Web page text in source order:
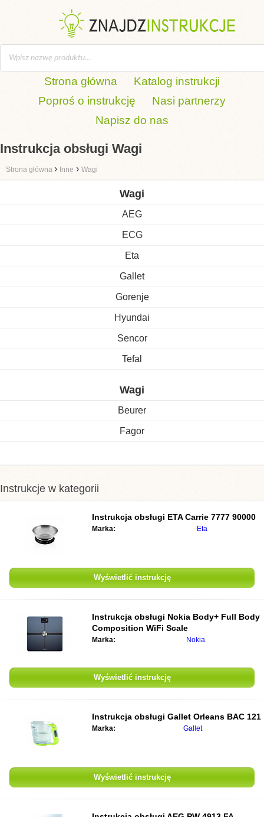
Strona główna
Katalog instrukcji
Poproś o instrukcję
Nasi partnerzy
Napisz do nas
Instrukcja obsługi Wagi
Strona główna › Inne › Wagi
Wagi
AEG
ECG
Eta
Gallet
Gorenje
Hyundai
Sencor
Tefal
Wagi
Beurer
Fagor
Instrukcje w kategorii
Instrukcja obsługi ETA Carrie 7777 90000
Marka: Eta
Wyświetlić instrukcję
Instrukcja obsługi Nokia Body+ Full Body
Composition WiFi Scale
Marka: Nokia
Wyświetlić instrukcję
Instrukcja obsługi Gallet Orleans BAC 121
Marka: Gallet
Wyświetlić instrukcję